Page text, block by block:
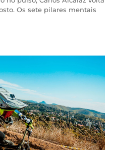
Os sete pilares mentais